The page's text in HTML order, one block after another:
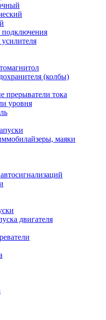
(колбы)
прерыватели тока
уровня
маяки
двигателя